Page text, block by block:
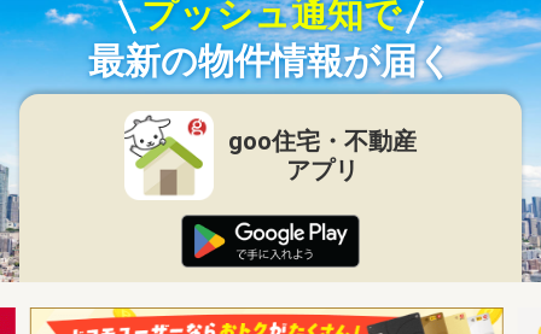
プッシュ通知で
最新の物件情報が届く
goo住宅・不動産
アプリ